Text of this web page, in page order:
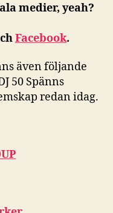
medier, yeah?
Facebook.
även följande
50 Spänns
redan idag.